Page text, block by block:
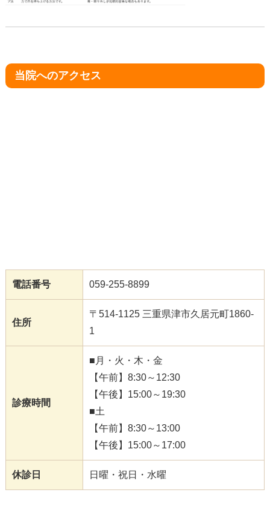
当院へのアクセス
電話番号 059-255-8899
住所
〒514-1125 三重県津市久居元町1860-
1
診療時間
■月・火・木・金
【午前】8:30～12:30
【午後】15:00～19:30
■土
【午前】8:30～13:00
【午後】15:00～17:00
休診日 日曜・祝日・水曜